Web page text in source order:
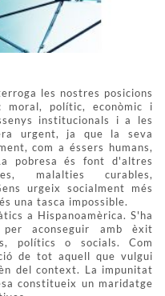
les nostres posicions
moral, polític, econòmic i
institucionals i a les
urgent, ja que la seva
com a éssers humans,
pobresa és font d'altres
malalties curables,
urgeix socialment més
una tasca impossible.
a Hispanoamèrica. S'ha
aconseguir amb èxit
polítics o socials. Com
de tot aquell que vulgui
del context. La impunitat
constitueix un maridatge